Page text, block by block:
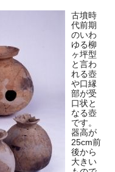
古墳時
代前期
のいわ
ゆる柳
ヶ坪型
と言わ
れる壺
や口縁
部が受
口状と
なる壺
です。
器高が
25cm前
後から
大きい